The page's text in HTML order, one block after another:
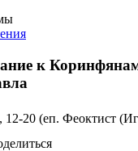
к
12-20 (еп. Феоктист